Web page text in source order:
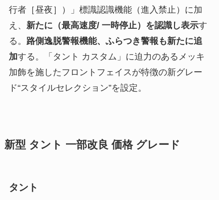
行者［昼夜］）」標識認識機能（進入禁止）に加
え、 新たに（最高速度/ 一時停止）を認識し表示す
る。 路側逸脱警報機能、ふらつき警報も新たに追
加する。「タント カスタム」に迫力のあるメッキ
加飾を施したフロントフェイスが特徴の新グレー
ド“スタイルセレクション”を設定。
新型 タント 一部改良 価格 グレード
タント